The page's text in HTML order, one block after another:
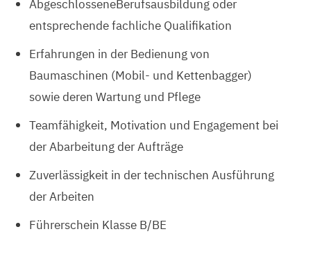
AbgeschlosseneBerufsausbildung oder
entsprechende fachliche Qualifikation
Erfahrungen in der Bedienung von
Baumaschinen (Mobil- und Kettenbagger)
sowie deren Wartung und Pflege
Teamfähigkeit, Motivation und Engagement bei
der Abarbeitung der Aufträge
Zuverlässigkeit in der technischen Ausführung
der Arbeiten
Führerschein Klasse B/BE